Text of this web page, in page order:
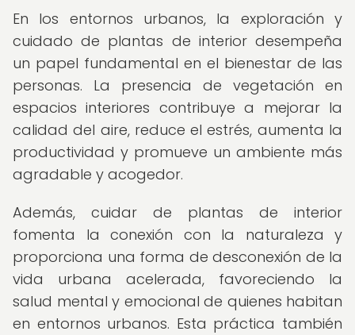
En los entornos urbanos, la exploración y
cuidado de plantas de interior desempeña
un papel fundamental en el bienestar de las
personas. La presencia de vegetación en
espacios interiores contribuye a mejorar la
calidad del aire, reduce el estrés, aumenta la
productividad y promueve un ambiente más
agradable y acogedor.
Además, cuidar de plantas de interior
fomenta la conexión con la naturaleza y
proporciona una forma de desconexión de la
vida urbana acelerada, favoreciendo la
salud mental y emocional de quienes habitan
en entornos urbanos. Esta práctica también